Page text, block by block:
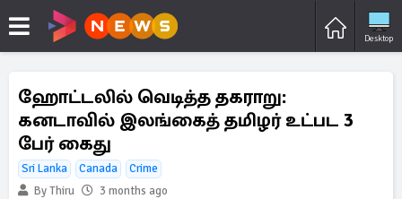
Desktop
ஹோட்டலில் வெடித்த தகராறு:
கனடாவில் இலங்கைத் தமிழர் உட்பட 3
பேர் கைது
Sri Lanka Canada
Crime
By Thiru
3 months ago